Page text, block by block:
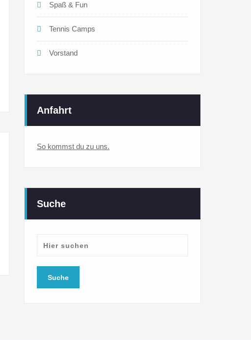
Spaß & Fun
Tennis Camps
Vorstand
Anfahrt
So kommst du zu uns.
Suche